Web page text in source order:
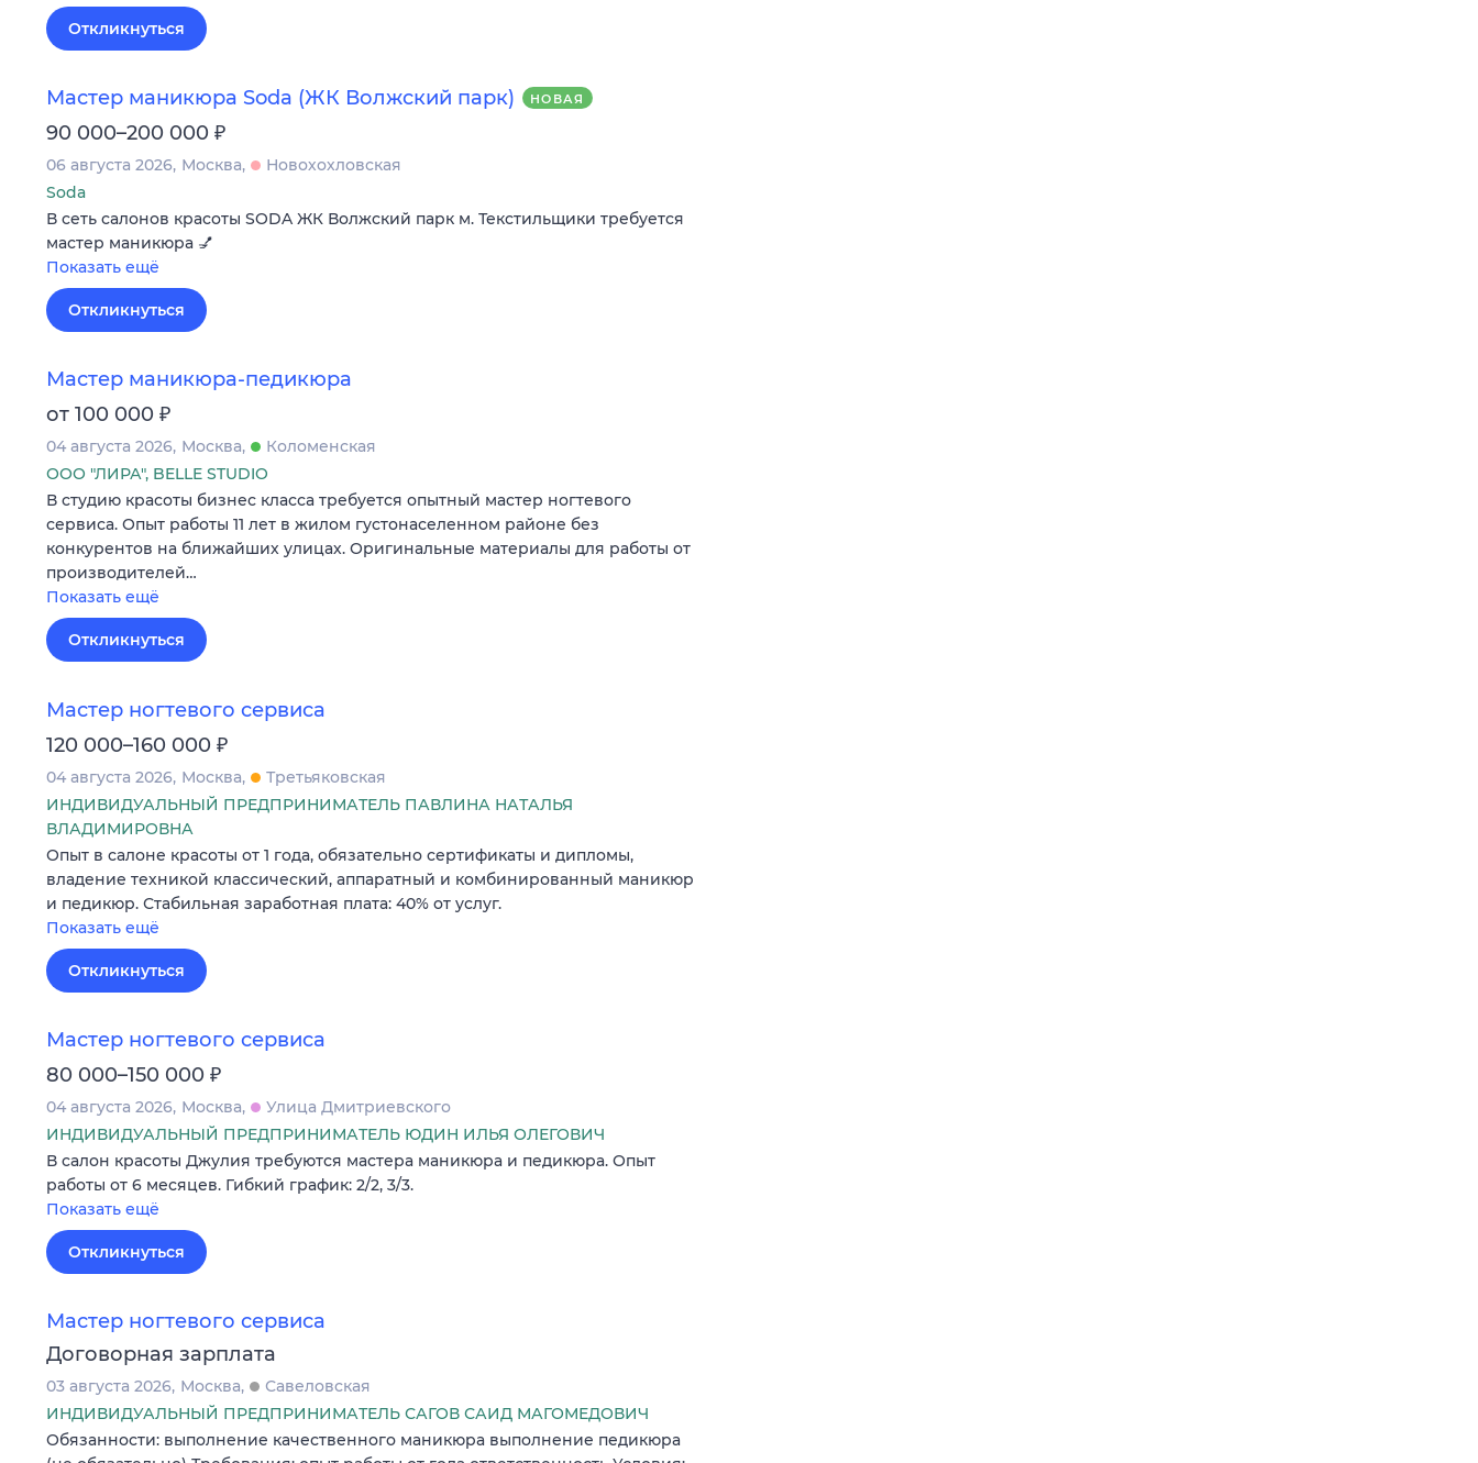
Откликнуться
Мастер маникюра Soda (ЖК Волжский парк) НОВАЯ
90 000–200 000 ₽
06 августа 2026 Москва
Новохохловская
Soda
В сеть салонов красоты SODA ЖК Волжский парк м. Текстильщики требуется
мастер маникюра 💅
Показать ещё
Откликнуться
Мастер маникюра-педикюра
от 100 000 ₽
04 августа 2026 Москва
Коломенская
ООО "ЛИРА", BELLE STUDIO
В студию красоты бизнес класса требуется опытный мастер ногтевого
сервиса. Опыт работы 11 лет в жилом густонаселенном районе без
конкурентов на ближайших улицах. Оригинальные материалы для работы от
производителей…
Показать ещё
Откликнуться
Мастер ногтевого сервиса
120 000–160 000 ₽
04 августа 2026 Москва
Третьяковская
ИНДИВИДУАЛЬНЫЙ ПРЕДПРИНИМАТЕЛЬ ПАВЛИНА НАТАЛЬЯ
ВЛАДИМИРОВНА
Опыт в салоне красоты от 1 года, обязательно сертификаты и дипломы,
владение техникой классический, аппаратный и комбинированный маникюр
и педикюр. Стабильная заработная плата: 40% от услуг.
Показать ещё
Откликнуться
Мастер ногтевого сервиса
80 000–150 000 ₽
04 августа 2026 Москва
Улица Дмитриевского
ИНДИВИДУАЛЬНЫЙ ПРЕДПРИНИМАТЕЛЬ ЮДИН ИЛЬЯ ОЛЕГОВИЧ
В салон красоты Джулия требуются мастера маникюра и педикюра. Опыт
работы от 6 месяцев. Гибкий график: 2/2, 3/3.
Показать ещё
Откликнуться
Мастер ногтевого сервиса
Договорная зарплата
03 августа 2026 Москва
Савеловская
ИНДИВИДУАЛЬНЫЙ ПРЕДПРИНИМАТЕЛЬ САГОВ САИД МАГОМЕДОВИЧ
Обязанности: выполнение качественного маникюра выполнение педикюра